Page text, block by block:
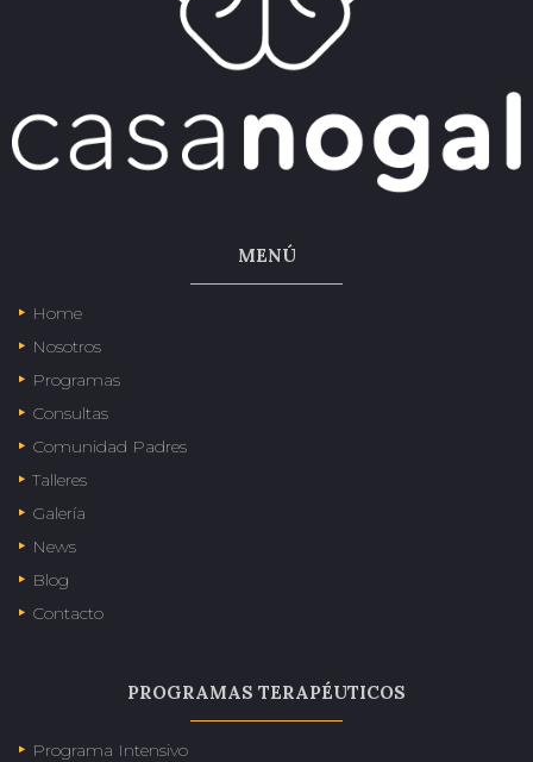
MENÚ
Home
Nosotros
Programas
Consultas
Comunidad Padres
Talleres
Galería
News
Blog
Contacto
PROGRAMAS TERAPÉUTICOS
Programa Intensivo